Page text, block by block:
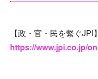
【政・官・民を繫ぐJPI
https://www.jpi.co.jp/